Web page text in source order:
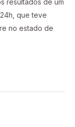
resultados de um
que teve
no estado de